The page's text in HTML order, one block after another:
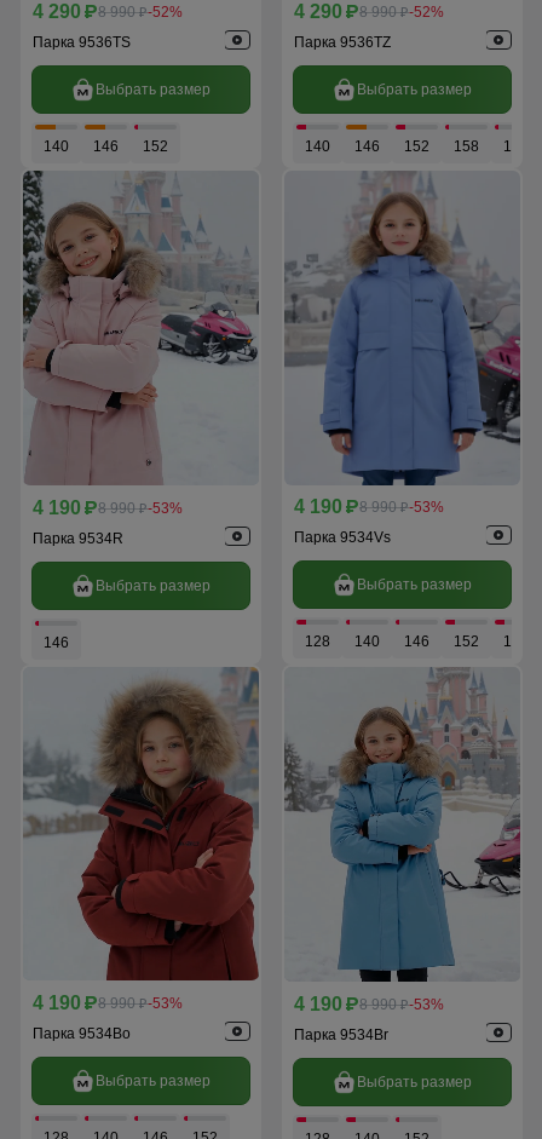
4 290 p8 990 p-52%
Парка 9536TS
Выбрать размер
140 146 152
4 290 p8 990 p-52%
Парка 9536TZ
Выбрать размер
140 146 152 158 164
4 190 p8 990 p-53%
Парка 9534R
Выбрать размер
146
4 190 p8 990 p-53%
Парка 9534Vs
Выбрать размер
128 140 146 152 158
4 190 p8 990 p-53%
Парка 9534Bo
Выбрать размер
4 190 p8 990 p-53%
Парка 9534Br
Выбрать размер